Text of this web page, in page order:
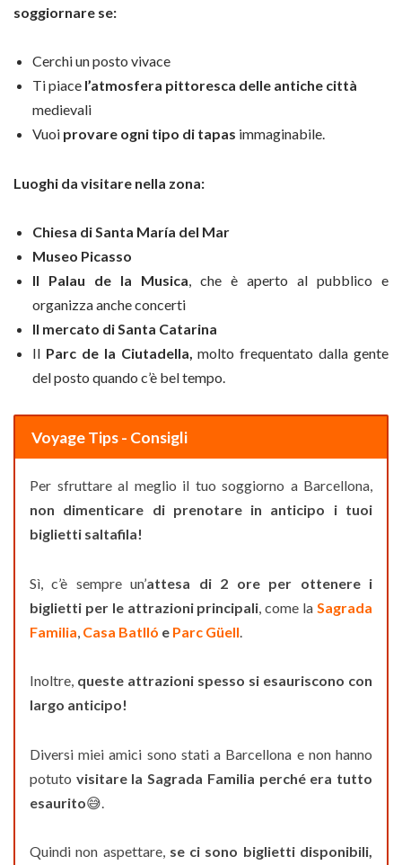
soggiornare se:
Cerchi un posto vivace
Ti piace l’atmosfera pittoresca delle antiche città
medievali
Vuoi provare ogni tipo di tapas immaginabile.
Luoghi da visitare nella zona:
Chiesa di Santa María del Mar
Museo Picasso
Il Palau de la Musica, che è aperto al pubblico e
organizza anche concerti
Il mercato di Santa Catarina
Il Parc de la Ciutadella, molto frequentato dalla gente
del posto quando c’è bel tempo.
Voyage Tips - Consigli
Per sfruttare al meglio il tuo soggiorno a Barcellona,
non dimenticare di prenotare in anticipo i tuoi
biglietti saltafila!
Sì, c’è sempre un’attesa di 2 ore per ottenere i
biglietti per le attrazioni principali , come la Sagrada
Familia Casa Batlló e Parc Güell
Inoltre, queste attrazioni spesso si esauriscono con
largo anticipo!
Diversi miei amici sono stati a Barcellona e non hanno
potuto visitare la Sagrada Familia perché era tutto
esaurito😅.
Quindi non aspettare, se ci sono biglietti disponibili,